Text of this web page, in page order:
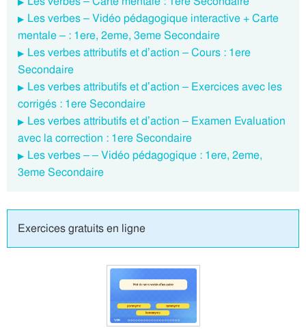
Les verbes – Vidéo pédagogique interactive + Carte
mentale – : 1ere, 2eme, 3eme Secondaire
Les verbes attributifs et d’action – Cours : 1ere
Secondaire
Les verbes attributifs et d’action – Exercices avec les
corrigés : 1ere Secondaire
Les verbes attributifs et d’action – Examen Evaluation
avec la correction : 1ere Secondaire
Les verbes – – Vidéo pédagogique : 1ere, 2eme,
3eme Secondaire
Exercices gratuits en ligne